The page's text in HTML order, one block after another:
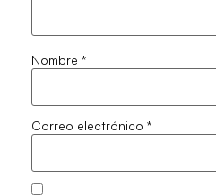
Nombre *
Correo electrónico *